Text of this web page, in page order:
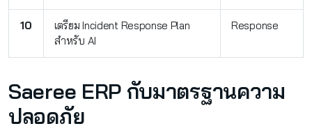
10
เตรียม Incident Response Plan
สำหรับ AI
Response
Saeree ERP กับมาตรฐานความ
ปลอดภัย